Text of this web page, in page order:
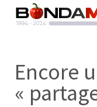
Encore
«